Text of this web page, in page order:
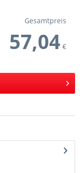
Gesamtpreis
57,04 €